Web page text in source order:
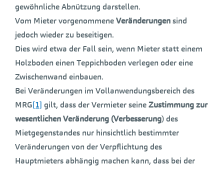
gewöhnliche Abnützung darstellen.
Vom Mieter vorgenommeneVeränderungensind
jedoch wieder zu beseitigen.
Dies wird etwa der Fall sein, wenn Mieter statt einem
Holzboden einen Teppichboden verlegen oder eine
Zwischenwand einbauen.
Bei Veränderungen im Vollanwendungsbereich des
MRG[1] gilt, dass der Vermieter seineZustimmung zur
wesentlichen Veränderung (Verbesserung) des
Mietgegenstandes nur hinsichtlich bestimmter
Veränderungen von der Verpflichtung des
Hauptmieters abhängig machen kann, dass bei der